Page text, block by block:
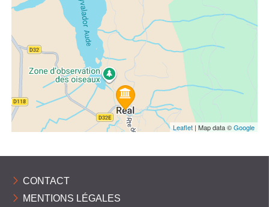
Leaflet | Map data ©Google
CONTACT
MENTIONS LÉGALES